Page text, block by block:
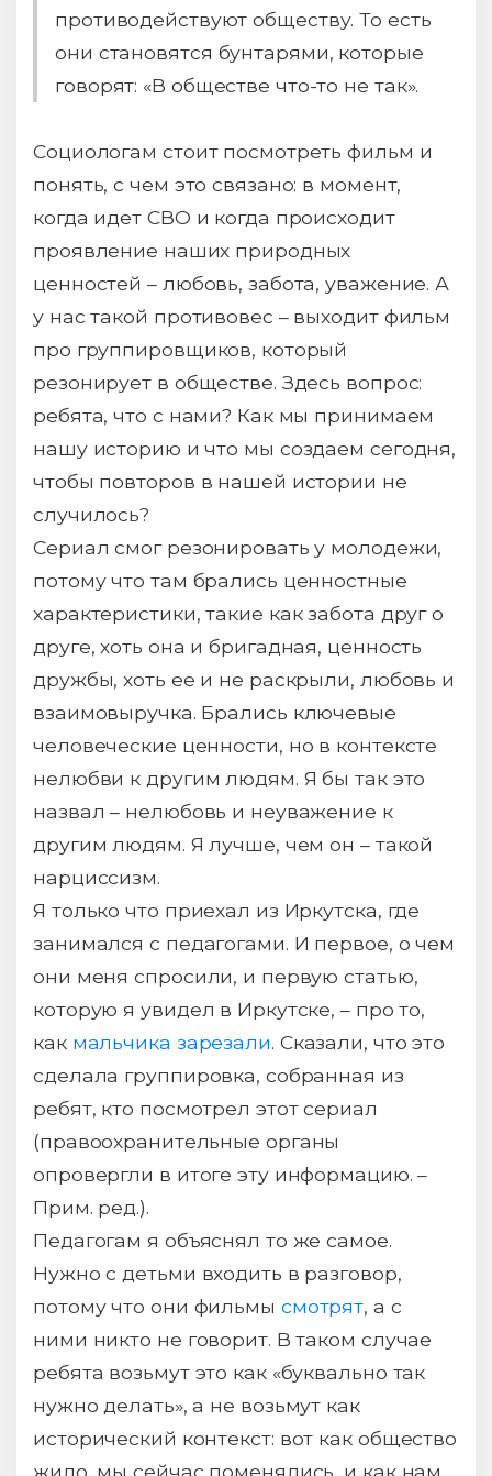
противодействуют обществу. То есть
они становятся бунтарями, которые
говорят: «В обществе что-то не так».
Социологам стоит посмотреть фильм и
понять, с чем это связано: в момент,
когда идет СВО и когда происходит
проявление наших природных
ценностей – любовь, забота, уважение. А
у нас такой противовес – выходит фильм
про группировщиков, который
резонирует в обществе. Здесь вопрос:
ребята, что с нами? Как мы принимаем
нашу историю и что мы создаем сегодня,
чтобы повторов в нашей истории не
случилось?
Сериал смог резонировать у молодежи,
потому что там брались ценностные
характеристики, такие как забота друг о
друге, хоть она и бригадная, ценность
дружбы, хоть ее и не раскрыли, любовь и
взаимовыручка. Брались ключевые
человеческие ценности, но в контексте
нелюбви к другим людям. Я бы так это
назвал – нелюбовь и неуважение к
другим людям. Я лучше, чем он – такой
нарциссизм.
Я только что приехал из Иркутска, где
занимался с педагогами. И первое, о чем
они меня спросили, и первую статью,
которую я увидел в Иркутске, – про то,
как мальчика зарезали. Сказали, что это
сделала группировка, собранная из
ребят, кто посмотрел этот сериал
(правоохранительные органы
опровергли в итоге эту информацию. –
Прим. ред.).
Педагогам я объяснял то же самое.
Нужно с детьми входить в разговор,
потому что они фильмы смотрят, а с
ними никто не говорит. В таком случае
ребята возьмут это как «буквально так
нужно делать», а не возьмут как
исторический контекст: вот как общество
жило, мы сейчас поменялись, и как нам